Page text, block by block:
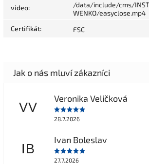
video:
/data/include/cms/
WENKO/easyclose.mp4
Certifikát: FSC
VV
Veronika Veličková
28.7.2026
IB
Ivan Boleslav
27.7.2026